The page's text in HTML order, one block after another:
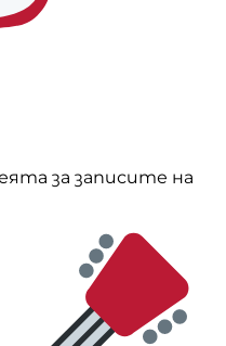
за записите на